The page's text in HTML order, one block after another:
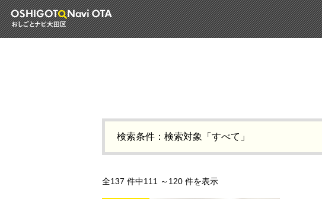
検索条件：検索対象「すべて」
全137 件中111 ～120 件を表示